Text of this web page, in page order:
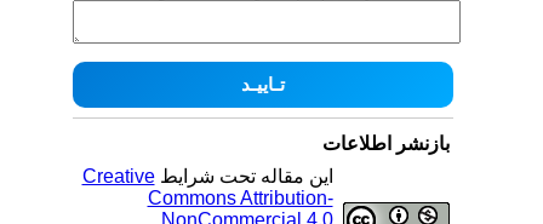
بازنشر اطلاعات
این مقاله تحت شرایطCreative
Commons Attribution-
NonCommercial 4.0